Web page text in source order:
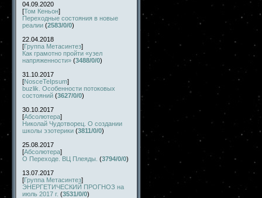
04.09.2020
[Том Кеньон]
Переходные состояния в новые
реалии (2583/0/0)
22.04.2018
[Группа Метасинтез]
Как грамотно пройти «узел
напряженности» (3488/0/0)
31.10.2017
[NosceTeIpsum]
buzlik. Особенности потоковых
состояний (3627/0/0)
30.10.2017
[Абсолютера]
Николай Чудотворец. О создании
школы эзотерики (3811/0/0)
25.08.2017
[Абсолютера]
О Переходе. ВЦ Плеяды. (3794/0/0)
13.07.2017
[Группа Метасинтез]
ЭНЕРГЕТИЧЕСКИЙ ПРОГНОЗ на
июль 2017 г. (3531/0/0)